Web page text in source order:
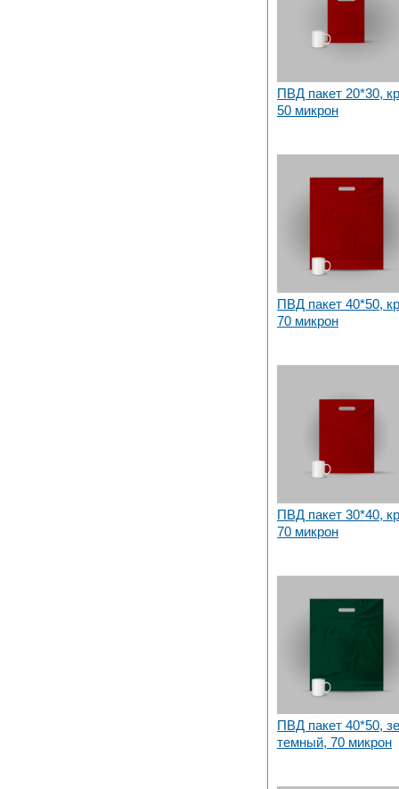
ПВД пакет 20*30,
50 микрон
ПВД пакет 40*50,
70 микрон
ПВД пакет 30*40,
70 микрон
ПВД пакет 40*50,
темный, 70 микрон